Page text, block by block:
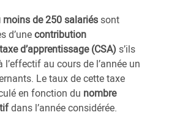
moins de 250 salariéssont
d’unecontribution
d’apprentissage (CSA) s’ils
l’effectif au cours de l’année un
Le taux de cette taxe
en fonction du nombre
dans l’année considérée.